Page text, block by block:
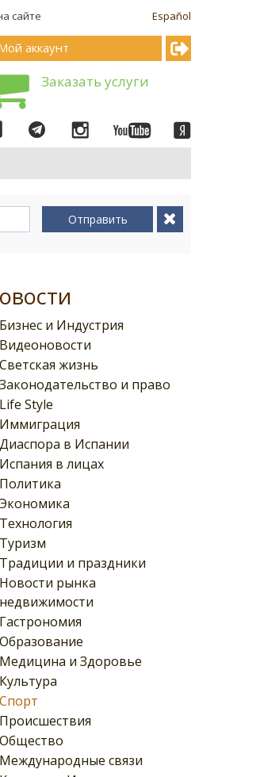
Español
сайте
аккаунт
Заказать услуги
Отправить
Бизнес и Индустрия
Видеоновости
Светская жизнь
Законодательство и право
Life Style
Иммиграция
Диаспора в Испании
Испания в лицах
Политика
Экономика
Технология
Туризм
Традиции и праздники
Новости рынка
недвижимости
Гастрономия
Образование
Медицина и Здоровье
Культура
Спорт
Происшествия
Общество
Международные связи